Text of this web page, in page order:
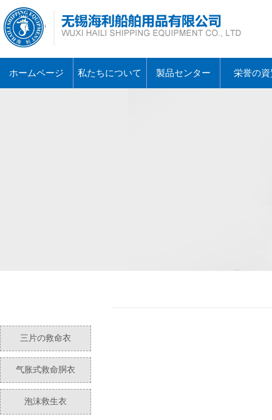
ホームページ 私たちについて 製品センター 栄誉の
三片の救命衣
气胀式救命胴衣
泡沫救生衣